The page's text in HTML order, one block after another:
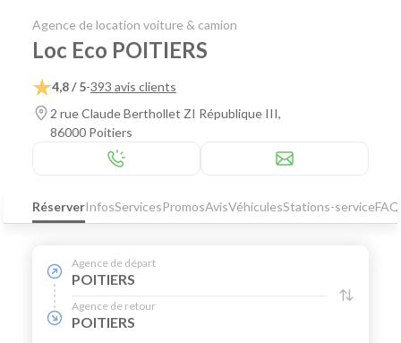
Agence de location voiture & camion
Loc Eco POITIERS
4,8 / 5-393 avis clients
2 rue Claude Berthollet ZI République III,
86000 Poitiers
RéserverInfosServicesPromosAvisVéhiculesStations-serviceFAQ
Agence de départ
POITIERS
Agence de retour
POITIERS